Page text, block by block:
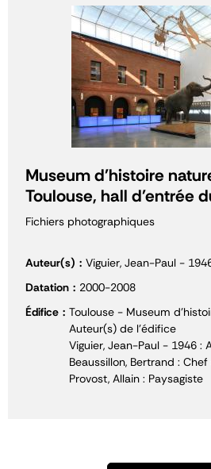
Museum d'histoire
Toulouse, hall d'entrée
Fichiers photographiques
Auteur(s)
Viguier, Jean-Paul -
Datation
2000-2008
Édifice
Toulouse - Museum
Auteur(s) de l'édifice
Viguier, Jean-Paul - 1946 :
Beaussillon, Bertrand :
Provost, Allain : Paysagiste